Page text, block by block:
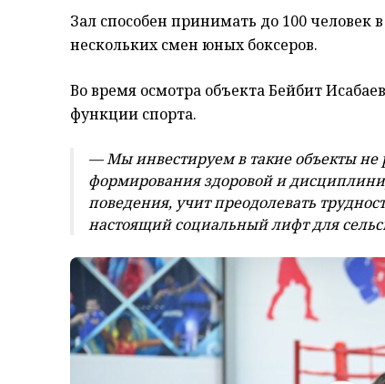
Зал способен принимать до 100 человек
нескольких смен юных боксеров.
Во время осмотра объекта Бейбит
функции спорта.
— Мы инвестируем в такие объекты не
формирования здоровой и
поведения, учит преодолевать
настоящий социальный лифт для